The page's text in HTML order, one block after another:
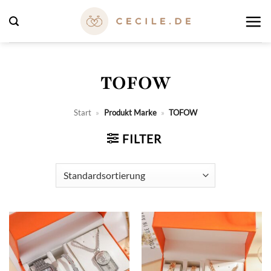
Inhalt
springen
TOFOW
Start » Produkt Marke » TOFOW
FILTER